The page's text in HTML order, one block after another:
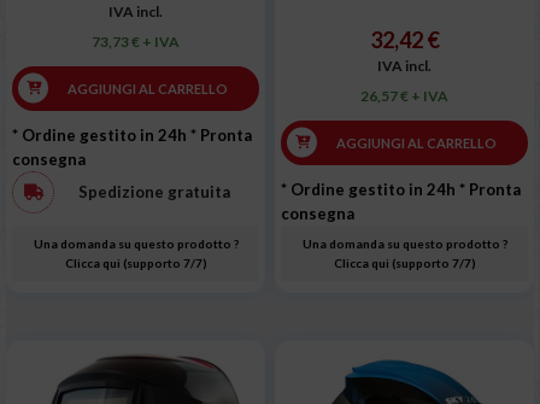
IVA incl.
73,73 € + IVA
AGGIUNGI AL CARRELLO
* Ordine gestito in 24h * Pronta
consegna
Spedizione gratuita
Una domanda su questo prodotto ?
Clicca qui (supporto 7/7)
32,42 €
IVA incl.
26,57 € + IVA
AGGIUNGI AL CARRELLO
* Ordine gestito in 24h * Pronta
consegna
Una domanda su questo prodotto ?
Clicca qui (supporto 7/7)